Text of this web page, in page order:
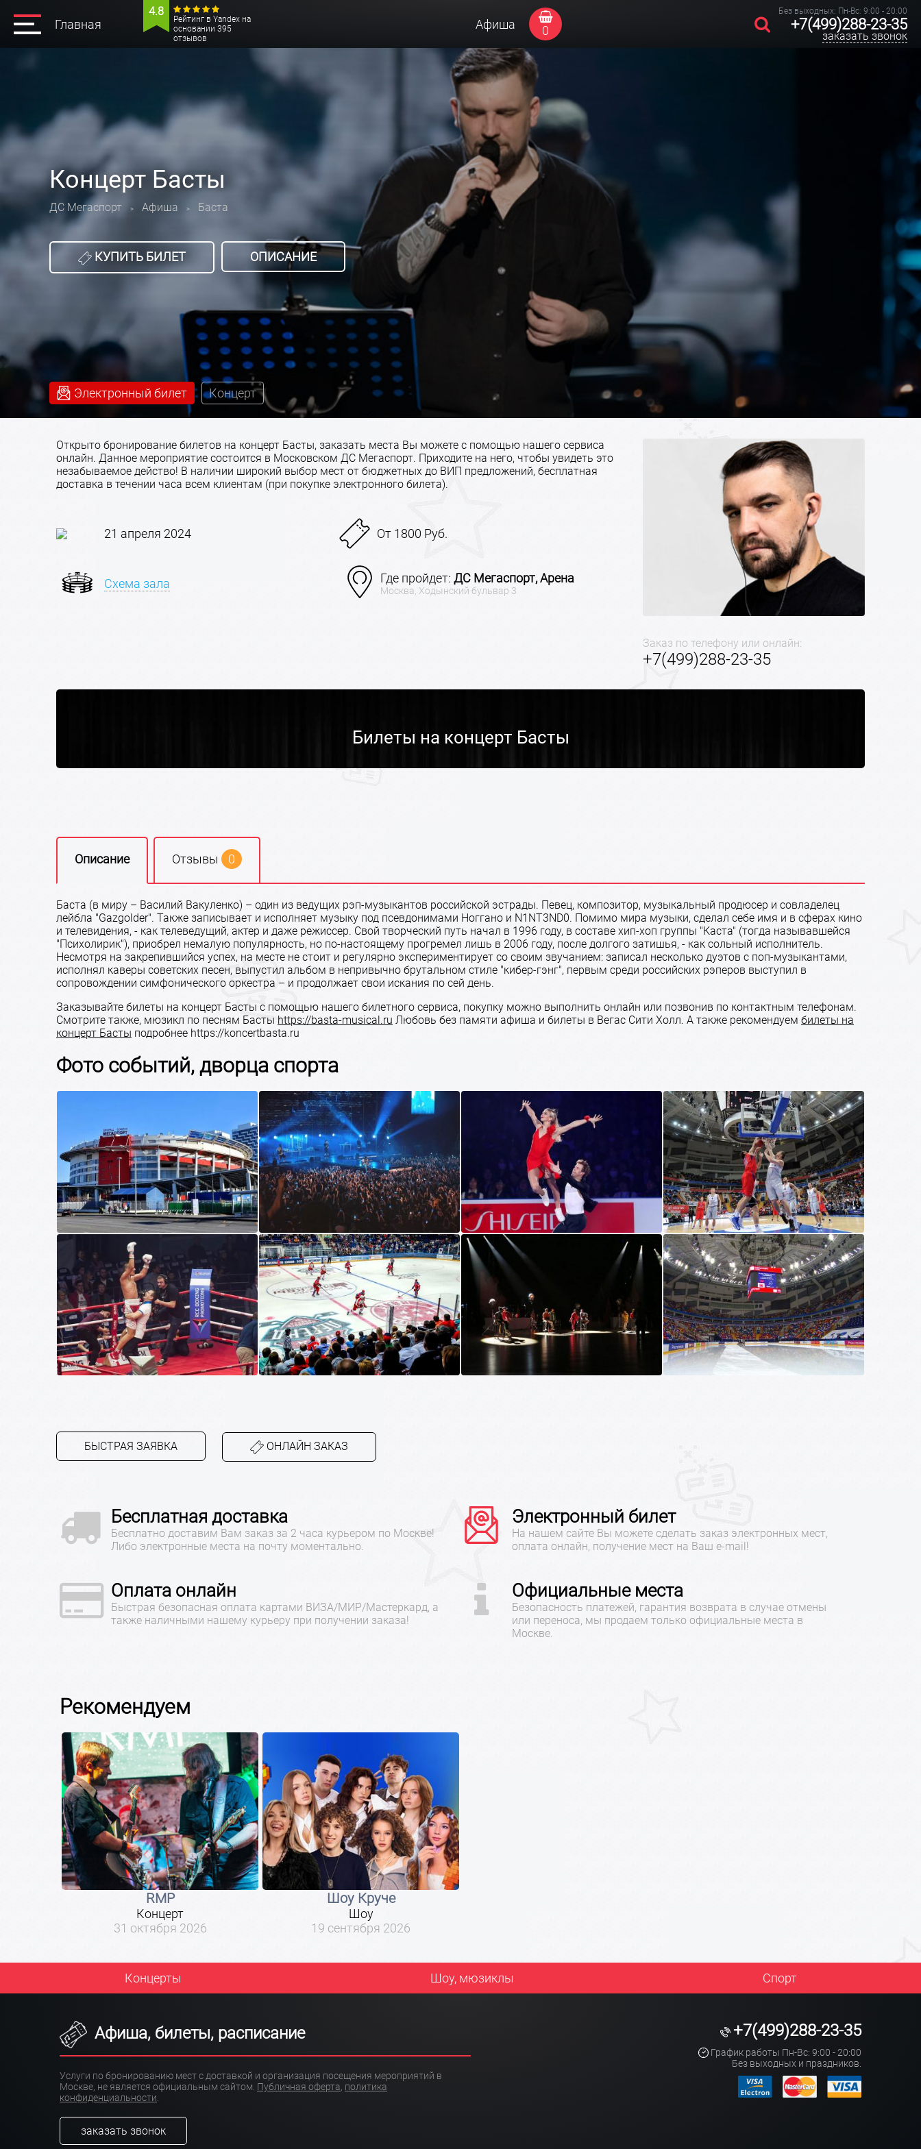
Главная
4.8
Рейтинг в Yandex на
основании 395
отзывов
Афиша 0
Без выходных: Пн-Вс: 9:00 - 20:00
+7(499)288-23-35
заказать звонок
Концерт Басты
ДС Мегаспорт > Афиша > Баста
КУПИТЬ БИЛЕТ ОПИСАНИЕ
Электронный билет Концерт
Открыто бронирование билетов на концерт Басты, заказать места Вы можете с помощью нашего сервиса
онлайн. Данное мероприятие состоится в Московском ДС Мегаспорт. Приходите на него, чтобы увидеть это
незабываемое действо! В наличии широкий выбор мест от бюджетных до ВИП предложений, бесплатная
доставка в течении часа всем клиентам (при покупке электронного билета).
21 апреля 2024 От 1800 Руб.
Схема зала Где пройдет: ДС Мегаспорт, Арена
Москва, Ходынский бульвар 3
Заказ по телефону или онлайн:
+7(499)288-23-35
Билеты на концерт Басты
Описание Отзывы 0
Баста (в миру – Василий Вакуленко) – один из ведущих рэп-музыкантов российской эстрады. Певец, композитор, музыкальный продюсер и совладелец
лейбла "Gazgolder". Также записывает и исполняет музыку под псевдонимами Ноггано и N1NT3ND0. Помимо мира музыки, сделал себе имя и в сферах кино
и телевидения, - как телеведущий, актер и даже режиссер. Свой творческий путь начал в 1996 году, в составе хип-хоп группы "Каста" (тогда называвшейся
"Психолирик"), приобрел немалую популярность, но по-настоящему прогремел лишь в 2006 году, после долгого затишья, - как сольный исполнитель.
Несмотря на закрепившийся успех, на месте не стоит и регулярно экспериментирует со своим звучанием: записал несколько дуэтов с поп-музыкантами,
исполнял каверы советских песен, выпустил альбом в непривычно брутальном стиле "кибер-гэнг", первым среди российских рэперов выступил в
сопровождении симфонического оркестра – и продолжает свои искания по сей день.
Заказывайте билеты на концерт Басты с помощью нашего билетного сервиса, покупку можно выполнить онлайн или позвонив по контактным телефонам.
Смотрите также, мюзикл по песням Басты https://basta-musical.ru Любовь без памяти афиша и билеты в Вегас Сити Холл. А также рекомендуем билеты на
концерт Басты подробнее https://koncertbasta.ru
Фото событий, дворца спорта
БЫСТРАЯ ЗАЯВКА ОНЛАЙН ЗАКАЗ
Бесплатная доставка
Бесплатно доставим Вам заказ за 2 часа курьером по Москве!
Либо электронные места на почту моментально.
Электронный билет
На нашем сайте Вы можете сделать заказ электронных мест,
оплата онлайн, получение мест на Ваш e-mail!
Оплата онлайн
Быстрая безопасная оплата картами ВИЗА/МИР/Мастеркард, а
также наличными нашему курьеру при получении заказа!
Официальные места
Безопасность платежей, гарантия возврата в случае отмены
или переноса, мы продаем только официальные места в
Москве.
Рекомендуем
RMP
Концерт
31 октября 2026
Шоу Круче
Шоу
19 сентября 2026
Концерты Шоу, мюзиклы Спорт
Афиша, билеты, расписание
Услуги по бронированию мест с доставкой и организация посещения мероприятий в
Москве, не является официальным сайтом. Публичная оферта, политика
конфиденциальности
заказать звонок
+7(499)288-23-35
График работы Пн-Вс: 9:00 - 20:00
Без выходных и праздников.